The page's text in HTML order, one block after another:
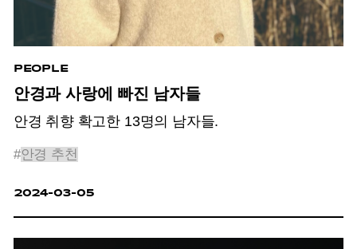
PEOPLE
안경과 사랑에 빠진 남자들
안경 취향 확고한 13명의 남자들.
#안경 추천
2024-03-05